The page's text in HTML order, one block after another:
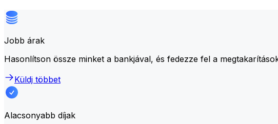
Jobb árak
Hasonlítson össze minket a bankjával, és fedezze fel a
Küldj többet
Alacsonyabb díjak